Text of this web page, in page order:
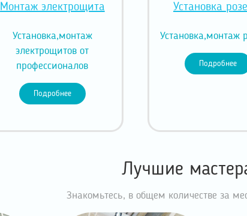
Монтаж электрощита
Установка,монтаж
электрощитов от
профессионалов
Подробнее
Установка
Установка,монтаж
Подробнее
Лучшие
Знакомьтесь, в общем количестве за